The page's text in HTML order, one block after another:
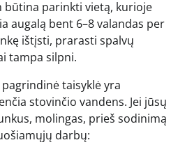
būtina parinkti vietą, kurioje
augalą bent 6–8 valandas per
ištįsti, prarasti spalvų
tampa silpni.
taisyklė yra
stovinčio vandens. Jei jūsų
molingas, prieš sodinimą
darbų: